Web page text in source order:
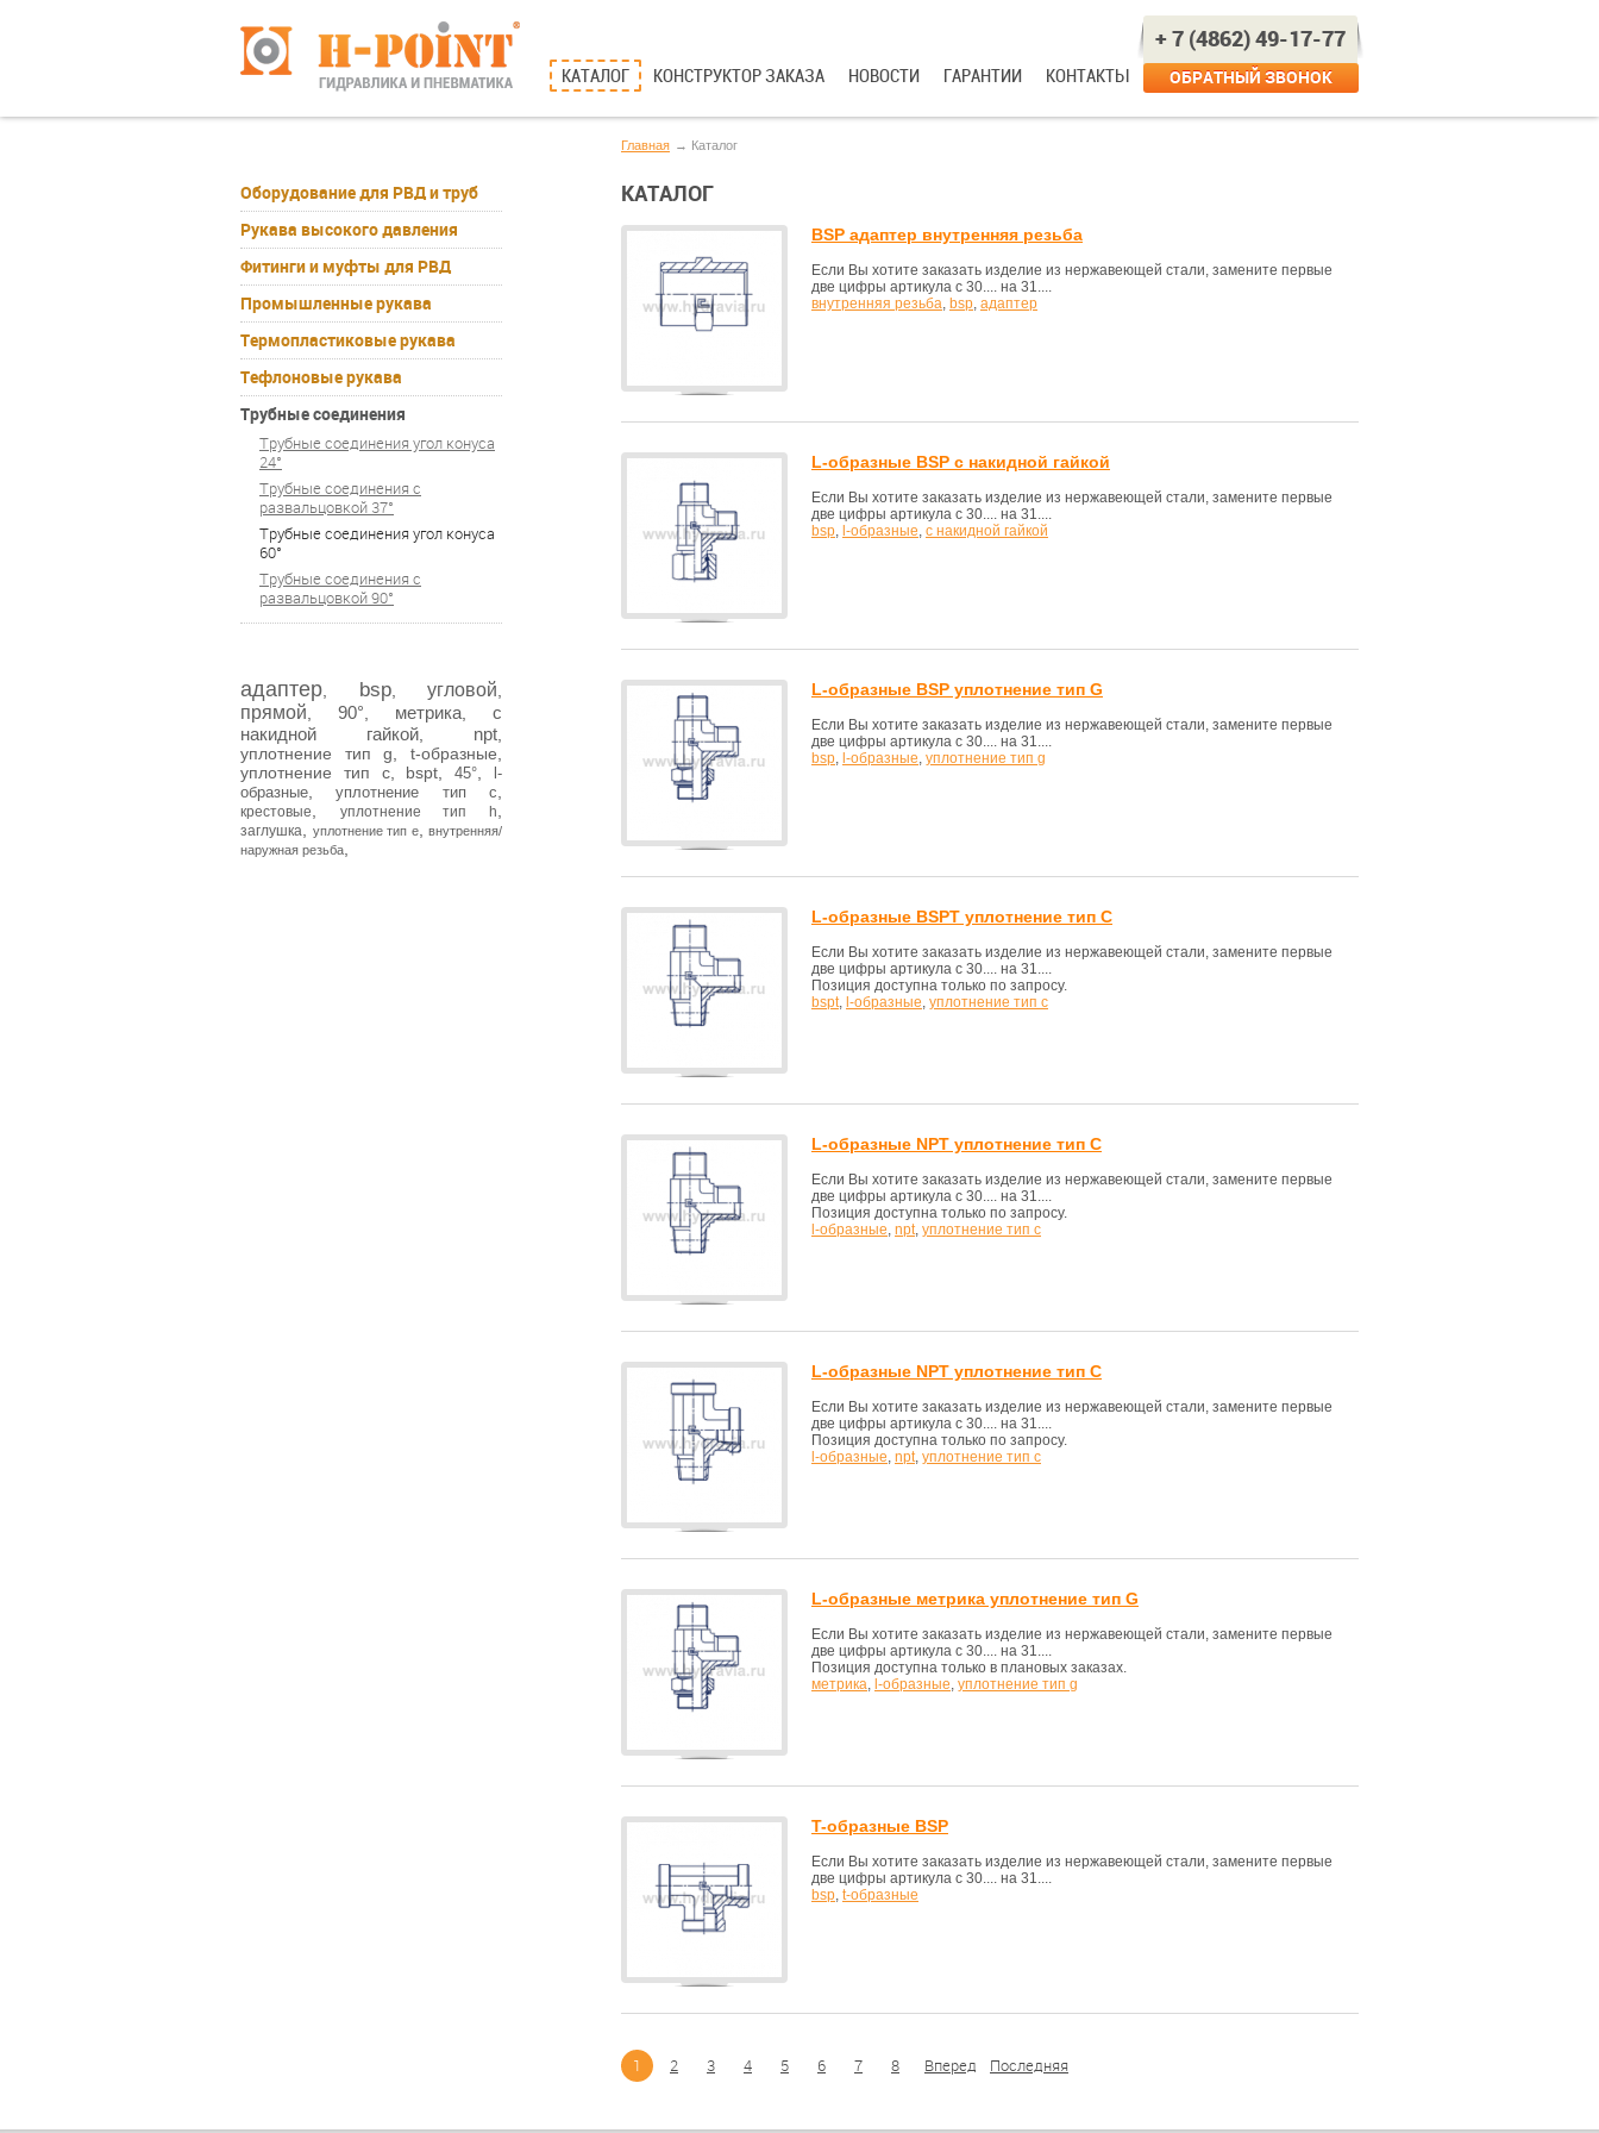
+ 7 (4862) 49-17-77
ОБРАТНЫЙ ЗВОНОК
КАТАЛОГ КОНСТРУКТОР ЗАКАЗА НОВОСТИ ГАРАНТИИ КОНТАКТЫ
Оборудование для РВД и труб
Рукава высокого давления
Фитинги и муфты для РВД
Промышленные рукава
Термопластиковые рукава
Тефлоновые рукава
Трубные соединения
Трубные соединения угол конуса
24°
Трубные соединения с
развальцовкой 37°
Трубные соединения угол конуса
60°
Трубные соединения с
развальцовкой 90°
адаптер bsp, угловой
прямой 90° метрика
с
накидной гайкой
npt
уплотнение тип g ,t-образные
уплотнение тип с, bspt ,45°
l-
образные ,уплотнение тип c
крестовые уплотнение тип h
заглушка уплотнение тип e,
внутренняя/
наружная резьба
Главная Каталог
КАТАЛОГ
BSP адаптер внутренняя резьба
Если Вы хотите заказать изделие из нержавеющей стали, замените первые
две цифры артикула с 30.... на 31....
внутренняя резьба, bsp, адаптер
L-образные BSP с накидной гайкой
Если Вы хотите заказать изделие из нержавеющей стали, замените первые
две цифры артикула с 30.... на 31....
bsp, l-образные, с накидной гайкой
L-образные BSP уплотнение тип G
Если Вы хотите заказать изделие из нержавеющей стали, замените первые
две цифры артикула с 30.... на 31....
bsp, l-образные, уплотнение тип g
L-образные BSPT уплотнение тип С
Если Вы хотите заказать изделие из нержавеющей стали, замените первые
две цифры артикула с 30.... на 31....
Позиция доступна только по запросу.
bspt, l-образные, уплотнение тип с
L-образные NPT уплотнение тип С
Если Вы хотите заказать изделие из нержавеющей стали, замените первые
две цифры артикула с 30.... на 31....
Позиция доступна только по запросу.
l-образные, npt, уплотнение тип с
L-образные NPT уплотнение тип С
Если Вы хотите заказать изделие из нержавеющей стали, замените первые
две цифры артикула с 30.... на 31....
Позиция доступна только по запросу.
l-образные, npt, уплотнение тип с
L-образные метрика уплотнение тип G
Если Вы хотите заказать изделие из нержавеющей стали, замените первые
две цифры артикула с 30.... на 31....
Позиция доступна только в плановых заказах.
метрика, l-образные, уплотнение тип g
T-образные BSP
Если Вы хотите заказать изделие из нержавеющей стали, замените первые
две цифры артикула с 30.... на 31....
bsp, t-образные
1 2 3 4 5 6 7 8 Вперед Последняя